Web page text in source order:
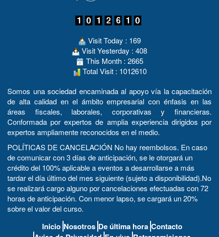
Visit Today : 169
Visit Yesterday : 408
This Month : 2665
Total Visit : 1012610
Somos una sociedad encaminada al apoyo vía la capacitación
de alta calidad en el ámbito empresarial con énfasis en las
áreas fiscales, laborales, corporativas y financieras.
Conformada por expertos de amplia experiencia dirigidos por
expertos ampliamente reconocidos en el medio.
POLÍTICAS DE CANCELACIÓN No hay reembolsos. En caso
de comunicar con 3 días de anticipación, se le otorgará un
crédito del 100% aplicable a eventos a desarrollarse a más
tardar el día último del mes siguiente (sujeto a disponibilidad).No
se realizará cargo alguno por cancelaciones efectuadas con 72
horas de anticipación. Con menor lapso, se cargará un 20%
sobre el valor del curso.
Inicio Nosotros De última hora Contacto